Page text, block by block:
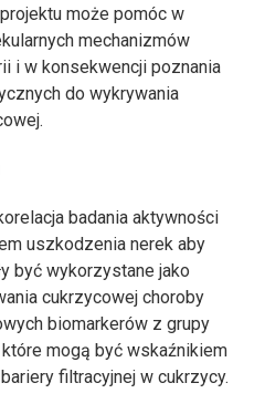
może pomóc w
mechanizmów
i w konsekwencji poznania
do wykrywania
badania aktywności
uszkodzenia nerek aby
być wykorzystane jako
cukrzycowej choroby
biomarkerów z grupy
mogą być wskaźnikiem
filtracyjnej w cukrzycy.